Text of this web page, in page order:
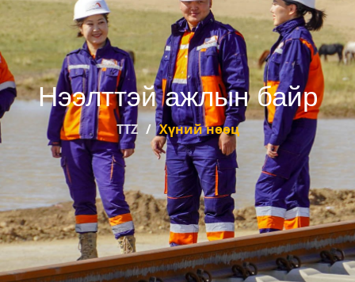
Нээлттэй ажлын байр
TTZ Хүний нөөц